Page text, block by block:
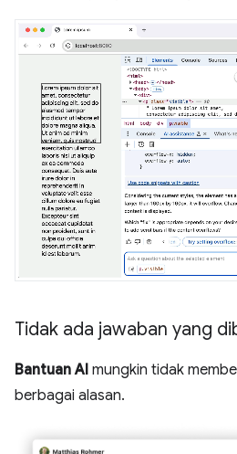
Tidak ada jawaban yang
Bantuan AI mungkin tidak
berbagai alasan.